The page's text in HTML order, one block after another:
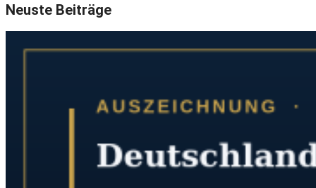
Neuste Beiträge